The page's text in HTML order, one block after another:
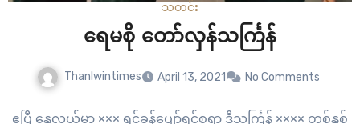
သတင်း
ရေမစို တော်လှန်သင်္ကြန်
Thanlwintimes April 13, 2021 No Comments
ဧပြီ နွေလယ်မှာ ××× ရင်ခုန်ပျော်ရွှင်စရာ ဒီသင်္ကြန် ×××× တစ်နှစ်